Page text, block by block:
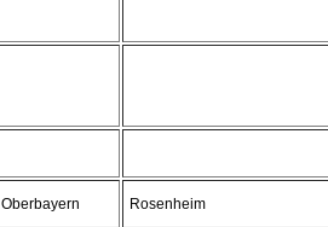
Oberbayern Rosenheim